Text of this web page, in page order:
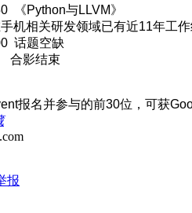
《Python与LLVM》
机相关研发领域已有近11年工作
话题空缺
影结束
报名并参与的前30位，可获
报